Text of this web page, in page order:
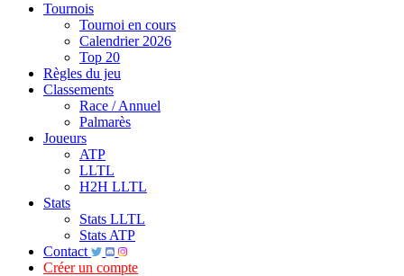
Tournois
Tournoi en cours
Calendrier 2026
Top 20
Règles du jeu
Classements
Race / Annuel
Palmarès
Joueurs
ATP
LLTL
H2H LLTL
Stats
Stats LLTL
Stats ATP
Contact
Créer un compte